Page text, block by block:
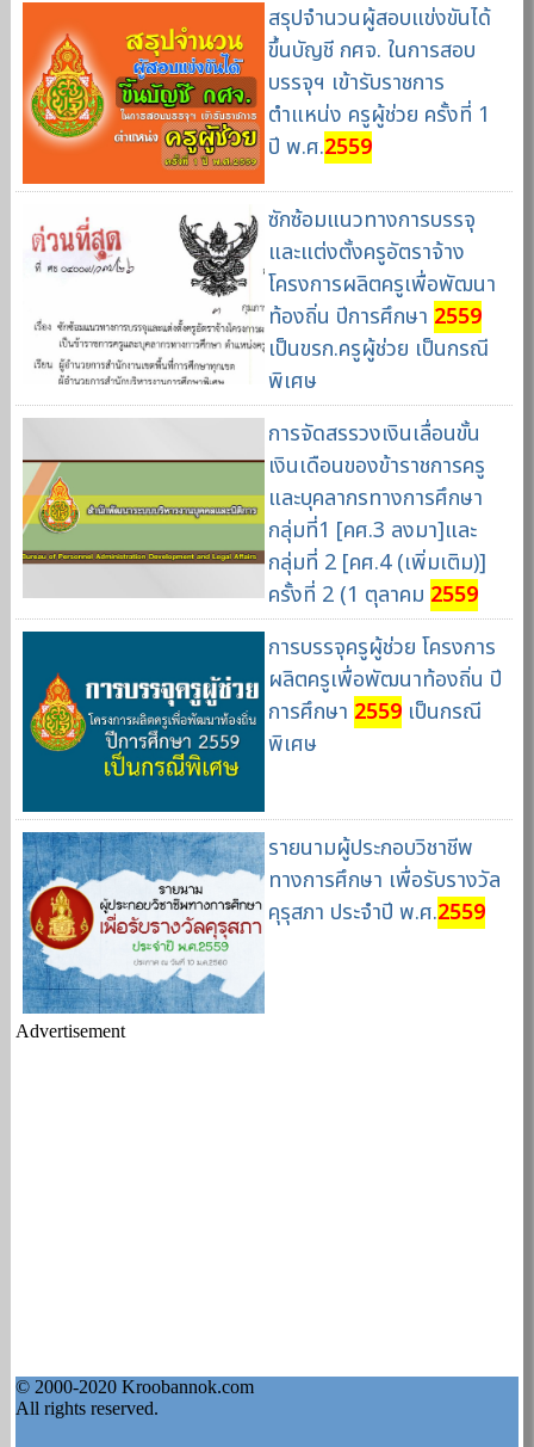
สรุปจำนวนผู้สอบแข่งขันได้
ขึ้นบัญชี กศจ. ในการสอบ
บรรจุฯ เข้ารับราชการ
ตำแหน่ง ครูผู้ช่วย ครั้งที่ 1
ปี พ.ศ.2559
ซักซ้อมแนวทางการบรรจุ
และแต่งตั้งครูอัตราจ้าง
โครงการผลิตครูเพื่อพัฒนา
ท้องถิ่น ปีการศึกษา 2559
เป็นขรก.ครูผู้ช่วย เป็นกรณี
พิเศษ
การจัดสรรวงเงินเลื่อนขั้น
เงินเดือนของข้าราชการครู
และบุคลากรทางการศึกษา
กลุ่มที่1 [คศ.3 ลงมา]และ
กลุ่มที่ 2 [คศ.4 (เพิ่มเติม)]
ครั้งที่ 2 (1 ตุลาคม 2559
การบรรจุครูผู้ช่วย โครงการ
ผลิตครูเพื่อพัฒนาท้องถิ่น ปี
การศึกษา 2559เป็นกรณี
พิเศษ
รายนามผู้ประกอบวิชาชีพ
ทางการศึกษา เพื่อรับรางวัล
คุรุสภา ประจำปี พ.ศ.2559
Advertisement
© 2000-2020 Kroobannok.com
All rights reserved.